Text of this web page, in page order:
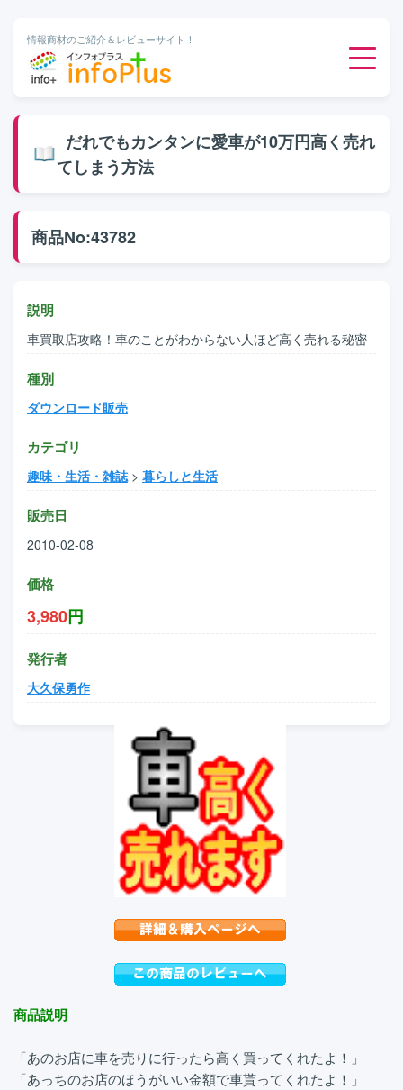
情報商材のご紹介＆レビューサイト！
無料ダウンロード
だれでもカンタンに愛車が10万円高く売れ
てしまう方法
商品No:43782
説明
車買取店攻略！車のことがわからない人ほど高く売れる秘密
種別
ダウンロード販売
カテゴリ
趣味・生活・雑誌> 暮らしと生活
販売日
2010-02-08
価格
3,980円
発行者
大久保勇作
商品説明
「あのお店に車を売りに行ったら高く買ってくれたよ！」
「あっちのお店のほうがいい金額で車貰ってくれたよ！」